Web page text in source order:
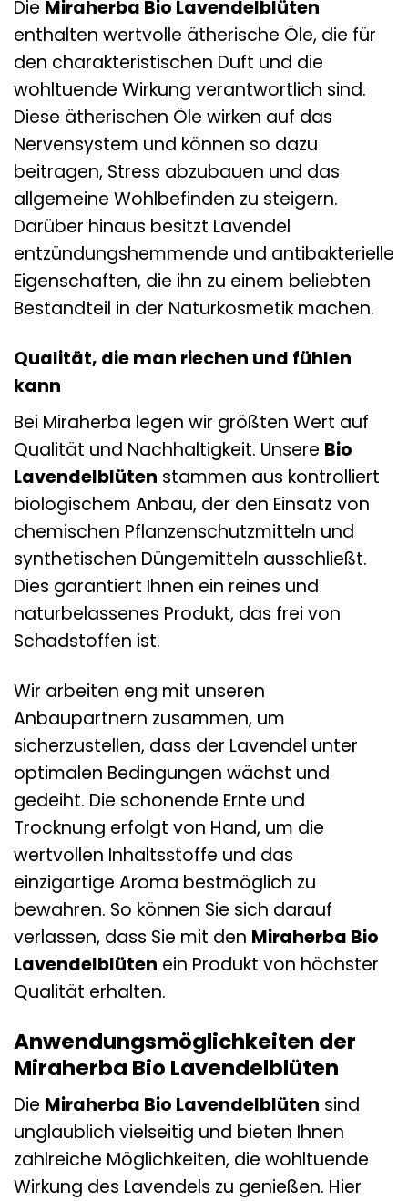
Die Miraherba Bio Lavendelblüten
enthalten wertvolle ätherische Öle, die für
den charakteristischen Duft und die
wohltuende Wirkung verantwortlich sind.
Diese ätherischen Öle wirken auf das
Nervensystem und können so dazu
beitragen, Stress abzubauen und das
allgemeine Wohlbefinden zu steigern.
Darüber hinaus besitzt Lavendel
entzündungshemmende und antibakterielle
Eigenschaften, die ihn zu einem beliebten
Bestandteil in der Naturkosmetik machen.
Qualität, die man riechen und fühlen
kann
Bei Miraherba legen wir größten Wert auf
Qualität und Nachhaltigkeit. Unsere Bio
Lavendelblüten stammen aus kontrolliert
biologischem Anbau, der den Einsatz von
chemischen Pflanzenschutzmitteln und
synthetischen Düngemitteln ausschließt.
Dies garantiert Ihnen ein reines und
naturbelassenes Produkt, das frei von
Schadstoffen ist.
Wir arbeiten eng mit unseren
Anbaupartnern zusammen, um
sicherzustellen, dass der Lavendel unter
optimalen Bedingungen wächst und
gedeiht. Die schonende Ernte und
Trocknung erfolgt von Hand, um die
wertvollen Inhaltsstoffe und das
einzigartige Aroma bestmöglich zu
bewahren. So können Sie sich darauf
verlassen, dass Sie mit den Miraherba Bio
Lavendelblüten ein Produkt von höchster
Qualität erhalten.
Anwendungsmöglichkeiten der
Miraherba Bio Lavendelblüten
Die Miraherba Bio Lavendelblüten sind
unglaublich vielseitig und bieten Ihnen
zahlreiche Möglichkeiten, die wohltuende
Wirkung des Lavendels zu genießen. Hier